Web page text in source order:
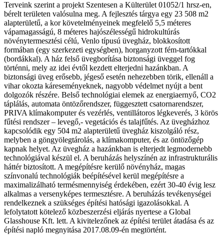
Terveink szerint a projekt Szentesen a Külterület 01052/1 hrsz-en,
bérelt területen valósulna meg. A fejlesztés tárgya egy 23 508 m2
alapterületű, a kor követelményeinek megfelelő 5,5 méteres
vápamagasságú, 8 méteres hajószélességű hidrokultúrás
növénytermesztési célú, Venlo típusú üvegház, blokkosított
formában (egy szerkezeti egységben), horganyzott fém-tartókkal
(bordákkal). A ház felső üvegborítása biztonsági üveggel fog
történni, mely az idei évtől kezdett elterjedni hazánkban. A
biztonsági üveg erősebb, jégeső esetén nehezebben törik, ellenáll a
vihar okozta káreseményeknek, nagyobb védelmet nyújt a bent
dolgozók részére. Belső technológiai elemek az energiaernyő, CO2
táplálás, automata öntözőrendszer, függesztett csatornarendszer,
PRIVA klímakomputer és vezérlés, ventillátoros légkeverés, 3 körös
fűtési rendszer – levegő,- vegetációs és talajfűtés. Az üvegházhoz
kapcsolódik egy 504 m2 alapterületű üvegház kiszolgáló rész,
melyben a göngyölegtárolás, a klímakomputer, és az öntözőgép
kapnak helyet. Az üvegház a hazánkban is elterjedt legmodernebb
technológiával készül el. A beruházás helyszínén az infrastrukturális
háttér biztosított. A megépítésre kerülő növényház, magas
színvonalú technológiák beépítésével kerül megépítésre a
maximalizálható termésmennyiség érdekében, ezért 30-40 évig lesz
alkalmas a versenyképes termesztésre. A beruházás tevékenységei
rendelkeznek a szükséges építési hatósági igazolásokkal. A
lefolytatott kötelező közbeszerzési eljárás nyertese a Global
Glasshouse Kft. lett. A kivitelezőnek az építési terület átadása és az
építési napló megnyitása 2017.08.09-én megtörtént.